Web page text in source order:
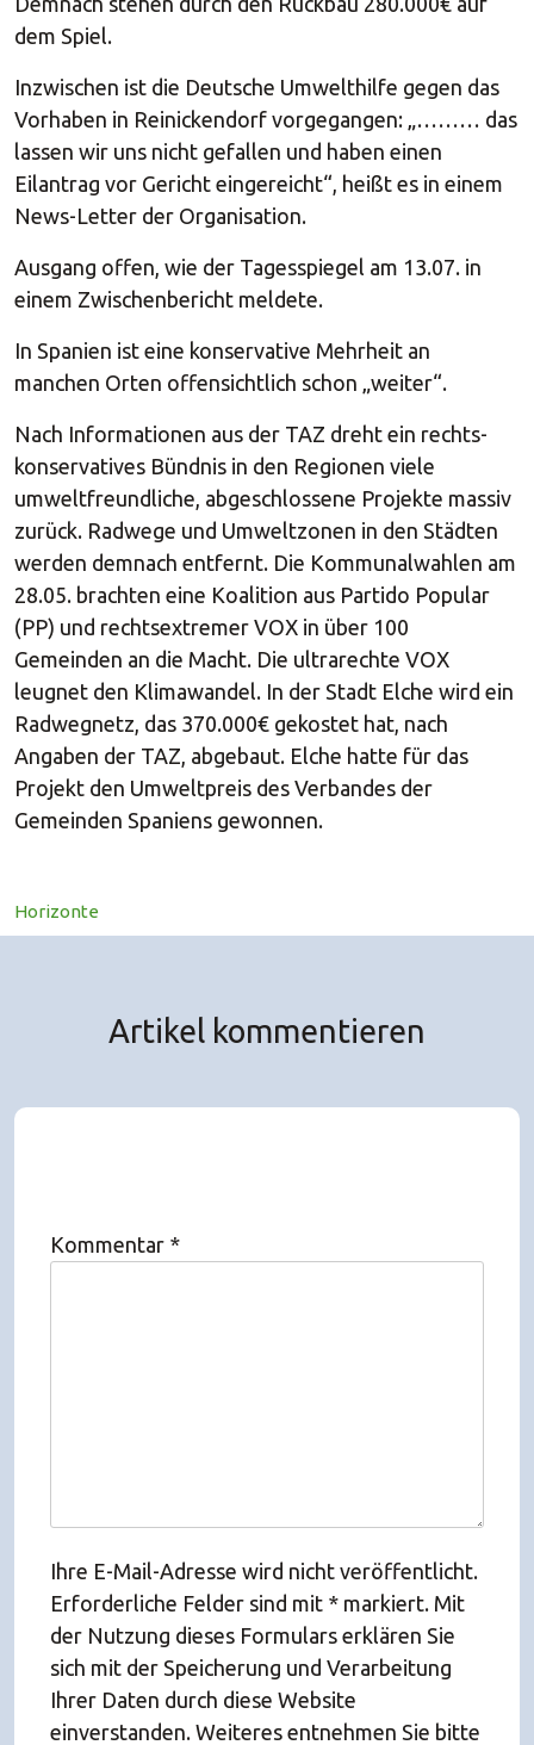
dem Spiel.
Inzwischen ist die Deutsche Umwelthilfe gegen das
Vorhaben in Reinickendorf vorgegangen: „……… das
lassen wir uns nicht gefallen und haben einen
Eilantrag vor Gericht eingereicht“, heißt es in einem
News-Letter der Organisation.
Ausgang offen, wie der Tagesspiegel am 13.07. in
einem Zwischenbericht meldete.
In Spanien ist eine konservative Mehrheit an
manchen Orten offensichtlich schon „weiter“.
Nach Informationen aus der TAZ dreht ein rechts-
konservatives Bündnis in den Regionen viele
umweltfreundliche, abgeschlossene Projekte massiv
zurück. Radwege und Umweltzonen in den Städten
werden demnach entfernt. Die Kommunalwahlen am
28.05. brachten eine Koalition aus Partido Popular
(PP) und rechtsextremer VOX in über 100
Gemeinden an die Macht. Die ultrarechte VOX
leugnet den Klimawandel. In der Stadt Elche wird ein
Radwegnetz, das 370.000€ gekostet hat, nach
Angaben der TAZ, abgebaut. Elche hatte für das
Projekt den Umweltpreis des Verbandes der
Gemeinden Spaniens gewonnen.
Horizonte
Artikel kommentieren
Kommentar *
Ihre E-Mail-Adresse wird nicht veröffentlicht.
Erforderliche Felder sind mit * markiert. Mit
der Nutzung dieses Formulars erklären Sie
sich mit der Speicherung und Verarbeitung
Ihrer Daten durch diese Website
einverstanden. Weiteres entnehmen Sie bitte